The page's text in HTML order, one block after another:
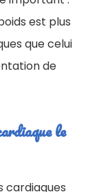
est plus
que celui
de
le
cardiaques